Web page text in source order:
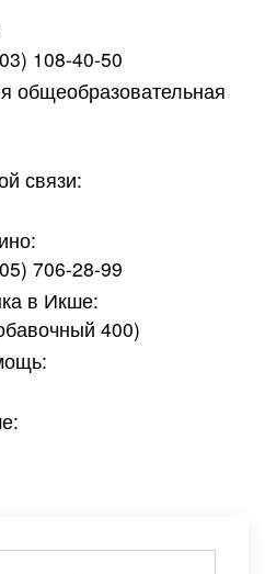
108-40-50
общеобразовательная
связи:
706-28-99
в Икше:
400)